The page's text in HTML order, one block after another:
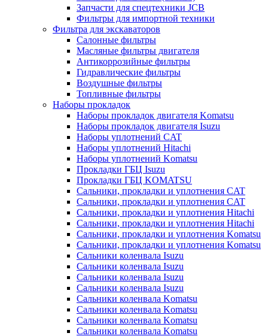
Запчасти для спецтехники JCB
Фильтры для импортной техники
Фильтра для экскаваторов
Салонные фильтры
Масляные фильтры двигателя
Антикоррозийные фильтры
Гидравлические фильтры
Воздушные фильтры
Топливные фильтры
Наборы прокладок
Наборы прокладок двигателя Komatsu
Наборы прокладок двигателя Isuzu
Наборы уплотнений CAT
Наборы уплотнений Hitachi
Наборы уплотнений Komatsu
Прокладки ГБЦ Isuzu
Прокладки ГБЦ KOMATSU
Сальники, прокладки и уплотнения CAT
Сальники, прокладки и уплотнения CAT
Сальники, прокладки и уплотнения Hitachi
Сальники, прокладки и уплотнения Hitachi
Сальники, прокладки и уплотнения Komatsu
Сальники, прокладки и уплотнения Komatsu
Сальники коленвала Isuzu
Сальники коленвала Isuzu
Сальники коленвала Isuzu
Сальники коленвала Isuzu
Сальники коленвала Komatsu
Сальники коленвала Komatsu
Сальники коленвала Komatsu
Сальники коленвала Komatsu